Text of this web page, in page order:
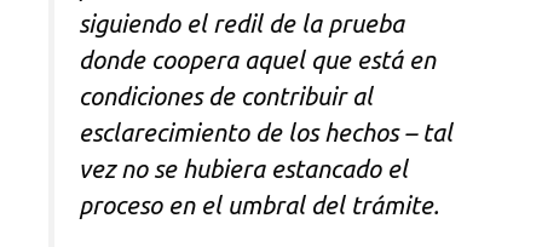
siguiendo el redil de la prueba
donde coopera aquel que está en
condiciones de contribuir al
esclarecimiento de los hechos – tal
vez no se hubiera estancado el
proceso en el umbral del trámite.